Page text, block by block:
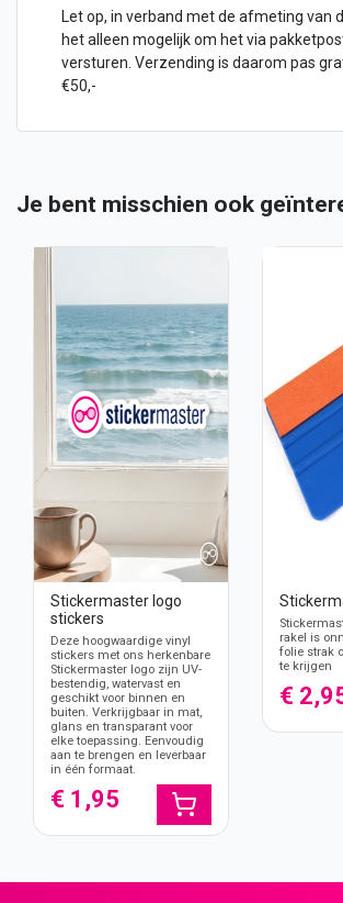
Let op, in verband met de afmeting van
het alleen mogelijk om het via
versturen. Verzending is daarom pas
€50,-
Je bent misschien ook
Stickermaster logo
stickers
Deze hoogwaardige vinyl
stickers met ons herkenbare
Stickermaster logo zijn UV-
bestendig, watervast en
geschikt voor binnen en
buiten. Verkrijgbaar in mat,
glans en transparant voor
elke toepassing. Eenvoudig
aan te brengen en leverbaar
in één formaat.
€ 1,95
rakel is
folie strak
te krijgen
€